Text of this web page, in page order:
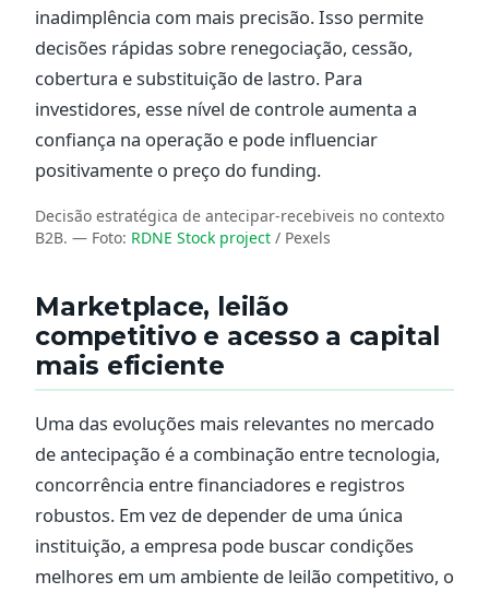
inadimplência com mais precisão. Isso permite
decisões rápidas sobre renegociação, cessão,
cobertura e substituição de lastro. Para
investidores, esse nível de controle aumenta a
confiança na operação e pode influenciar
positivamente o preço do funding.
Decisão estratégica de antecipar-recebiveis no contexto
B2B. — Foto: RDNE Stock project / Pexels
Marketplace, leilão
competitivo e acesso a capital
mais eficiente
Uma das evoluções mais relevantes no mercado
de antecipação é a combinação entre tecnologia,
concorrência entre financiadores e registros
robustos. Em vez de depender de uma única
instituição, a empresa pode buscar condições
melhores em um ambiente de leilão competitivo, o